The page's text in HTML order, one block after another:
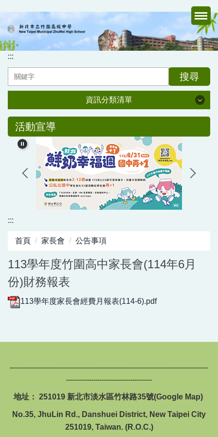
主
要
內
容
:::
搜尋
資訊分類清單
資訊分類清單
認識竹中
行政處室
家長會
媒體報導專區
正常教學專區
會計專區
職業安全衛生專區
活動宣導
:::
首頁 家長會 公告事項
113學年度竹圍高中家長會(114年6月
份)財務報表
113學年度家長會經費月報表(114-6).pdf
------------------------------------------------------------------------------------------------------
--------------------------------------------
地址： 251019 新北市淡水區竹林路35號(Google Map)
No.35, JhuLin Rd., Danshuei District, New Taipei City
251019, Taiwan. (R.O.C.)